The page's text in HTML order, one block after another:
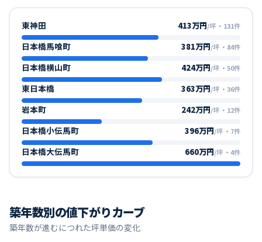
東神田 413万円/坪 ・ 131件
日本橋馬喰町 381万円/坪 ・ 84件
日本橋横山町 424万円/坪 ・ 50件
東日本橋 363万円/坪 ・ 36件
岩本町 242万円/坪 ・ 12件
日本橋小伝馬町 396万円/坪 ・ 7件
日本橋大伝馬町 660万円/坪 ・ 4件
築年数別の値下がりカーブ
築年数が進むにつれた坪単価の変化